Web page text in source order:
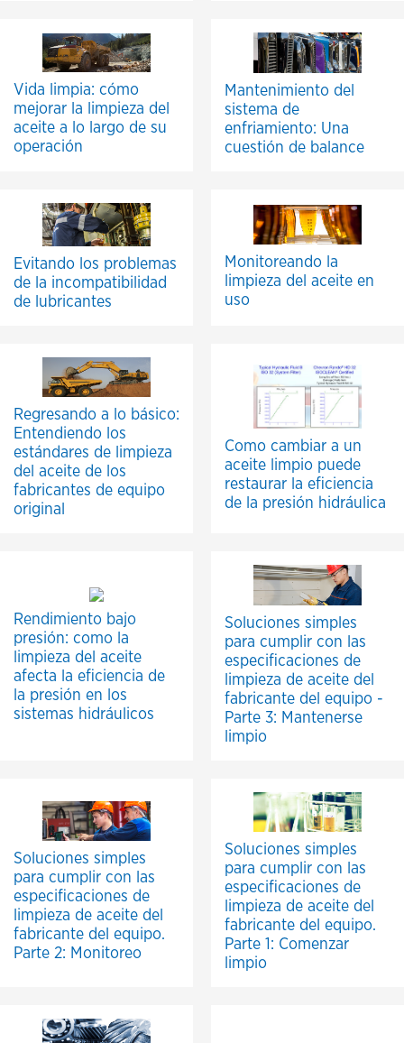
Vida limpia: cómo
mejorar la limpieza del
aceite a lo largo de su
operación
Mantenimiento del
sistema de
enfriamiento: Una
cuestión de balance
Evitando los problemas
de la incompatibilidad
de lubricantes
Monitoreando la
limpieza del aceite en
uso
Regresando a lo básico:
Entendiendo los
estándares de limpieza
del aceite de los
fabricantes de equipo
original
Como cambiar a un
aceite limpio puede
restaurar la eficiencia
de la presión hidráulica
Rendimiento bajo
presión: como la
limpieza del aceite
afecta la eficiencia de
la presión en los
sistemas hidráulicos
Soluciones simples
para cumplir con las
especificaciones de
limpieza de aceite del
fabricante del equipo -
Parte 3: Mantenerse
limpio
Soluciones simples
para cumplir con las
especificaciones de
limpieza de aceite del
fabricante del equipo.
Parte 2: Monitoreo
Soluciones simples
para cumplir con las
especificaciones de
limpieza de aceite del
fabricante del equipo.
Parte 1: Comenzar
limpio